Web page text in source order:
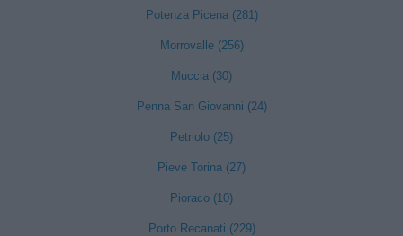
Potenza Picena (281)
Morrovalle (256)
Muccia (30)
Penna San Giovanni (24)
Petriolo (25)
Pieve Torina (27)
Pioraco (10)
Porto Recanati (229)